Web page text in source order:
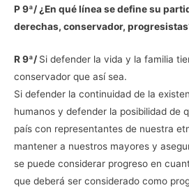
P 9ª/ ¿En qué línea se define su
derechas, conservador,
R 9ª/ Si defender la vida y la familia
conservador que así sea.
Si defender la continuidad de la
humanos y defender la posibilidad de
país con representantes de nuestra
mantener a nuestros mayores y
se puede considerar progreso en
que deberá ser considerado como